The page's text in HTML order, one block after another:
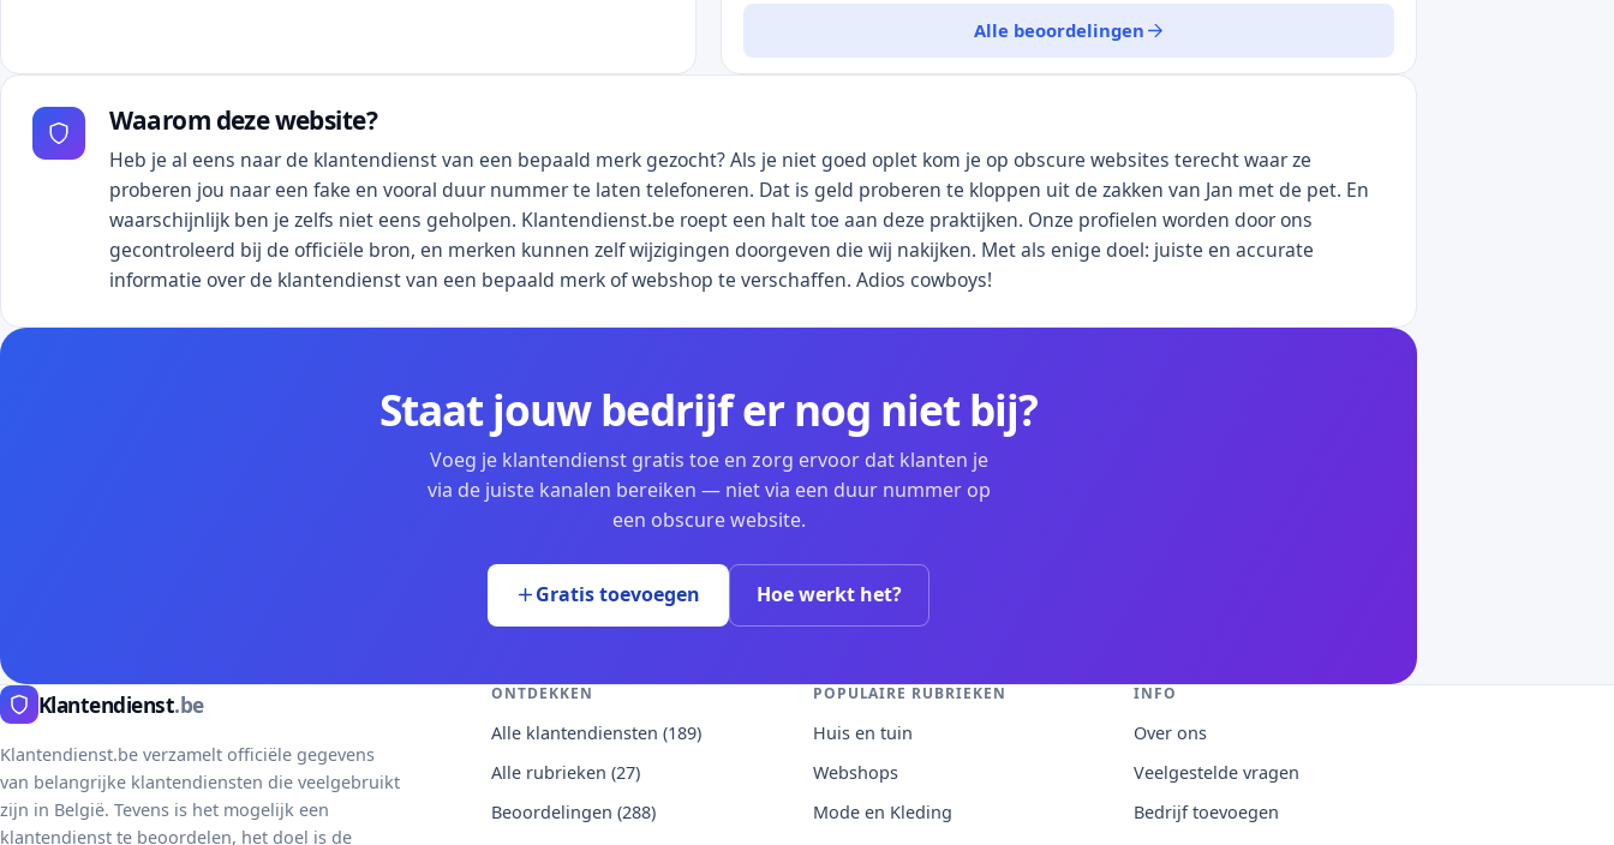
Alle beoordelingen
Waarom deze website?
Heb je al eens naar de klantendienst van een bepaald merk gezocht? Als je niet goed oplet kom je op obscure websites terecht waar ze
proberen jou naar een fake en vooral duur nummer te laten telefoneren. Dat is geld proberen te kloppen uit de zakken van Jan met de pet. En
waarschijnlijk ben je zelfs niet eens geholpen. Klantendienst.be roept een halt toe aan deze praktijken. Onze profielen worden door ons
gecontroleerd bij de officiële bron, en merken kunnen zelf wijzigingen doorgeven die wij nakijken. Met als enige doel: juiste en accurate
informatie over de klantendienst van een bepaald merk of webshop te verschaffen. Adios cowboys!
Staat jouw bedrijf er nog niet bij?
Voeg je klantendienst gratis toe en zorg ervoor dat klanten je
via de juiste kanalen bereiken — niet via een duur nummer op
een obscure website.
Gratis toevoegen Hoe werkt het?
Klantendienst.be
Klantendienst.be verzamelt officiële gegevens
van belangrijke klantendiensten die veelgebruikt
zijn in België. Tevens is het mogelijk een
klantendienst te beoordelen, het doel is de
ONTDEKKEN
Alle klantendiensten (189)
Alle rubrieken (27)
Beoordelingen (288)
POPULAIRE RUBRIEKEN
Huis en tuin
Webshops
Mode en Kleding
INFO
Over ons
Veelgestelde vragen
Bedrijf toevoegen